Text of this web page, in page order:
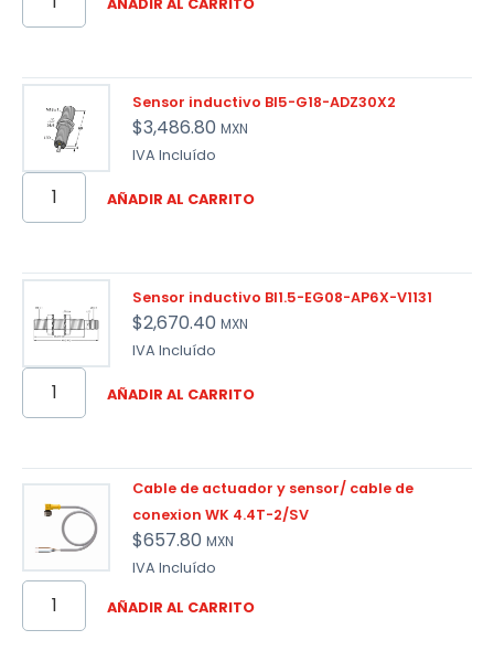
AÑADIR AL CARRITO
Sensor inductivo BI5-G18-ADZ30X2
$3,486.80 MXN
IVA Incluído
AÑADIR AL CARRITO
Sensor inductivo BI1.5-EG08-AP6X-V1131
$2,670.40 MXN
IVA Incluído
AÑADIR AL CARRITO
Cable de actuador y sensor/ cable de
conexion WK 4.4T-2/SV
$657.80 MXN
IVA Incluído
AÑADIR AL CARRITO